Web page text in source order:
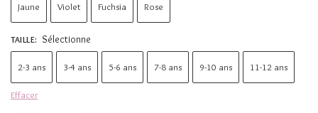
Jaune Violet Fuchsia Rose
TAILLE: Sélectionne
2-3 ans 3-4 ans 5-6 ans 7-8 ans 9-10 ans 11-12 ans
Effacer